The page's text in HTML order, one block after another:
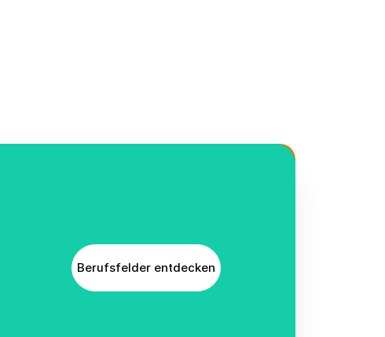
Berufsfelder entdecken